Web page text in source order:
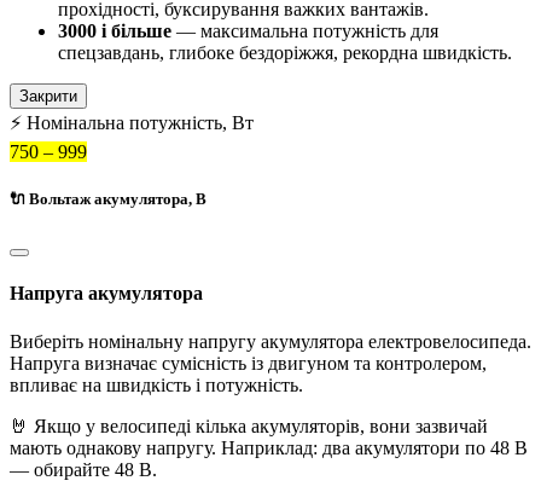
прохідності, буксирування важких вантажів.
3000 і більше — максимальна потужність для
спецзавдань, глибоке бездоріжжя, рекордна швидкість.
Закрити
⚡ Номінальна потужність, Вт
750 – 999
🔌 Вольтаж акумулятора, В
Напруга акумулятора
Виберіть номінальну напругу акумулятора електровелосипеда.
Напруга визначає сумісність із двигуном та контролером,
впливає на швидкість і потужність.
🤘 Якщо у велосипеді кілька акумуляторів, вони зазвичай
мають однакову напругу. Наприклад: два акумулятори по 48 В
— обирайте 48 В.